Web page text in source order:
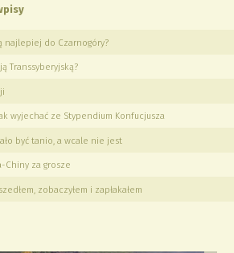
najlepiej do Czarnogóry?
Transsyberyjską?
wyjechać ze Stypendium Konfucjusza
być tanio, a wcale nie jest
Chiny za grosze
zobaczyłem i zapłakałem